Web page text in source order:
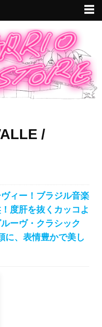
/
ィー！ブラジル音楽
度肝を抜くカッコよ
ーヴ・クラシック
に、表情豊かで美し